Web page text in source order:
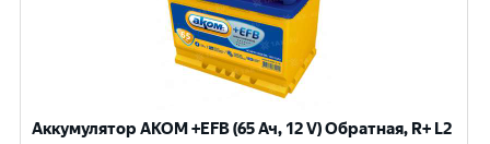
Аккумулятор AKOM +EFB (65 Ач, 12 V) Обратная, R+ L2